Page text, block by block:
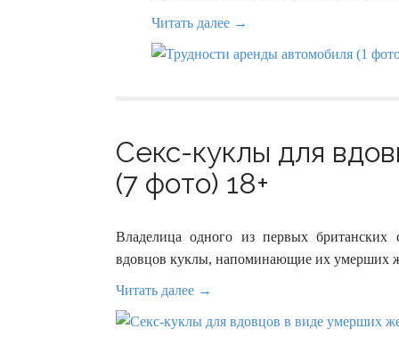
Читать далее →
Секс-куклы для
(7 фото) 18+
Владелица одного из первых британских
вдовцов куклы, напоминающие их умерших
Читать далее →